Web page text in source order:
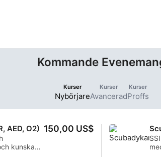
Kommande
Kurser
Nybörjare
Kurser
Avancerad
Kurser
Proffs
AED, O2)
kunskap
150,00 US$